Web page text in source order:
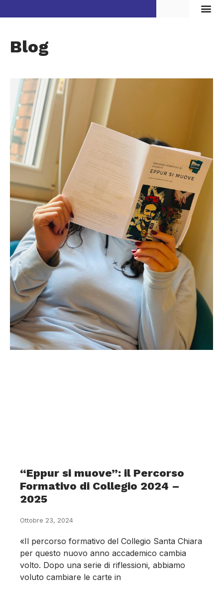
Blog
“Eppur si muove”: il Percorso
Formativo di Collegio 2024 –
2025
Ottobre 23, 2024
«Il percorso formativo del Collegio Santa Chiara
per questo nuovo anno accademico cambia
volto. Dopo una serie di riflessioni, abbiamo
voluto cambiare le carte in